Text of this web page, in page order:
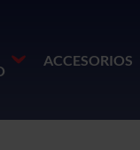
ACCESORIOS